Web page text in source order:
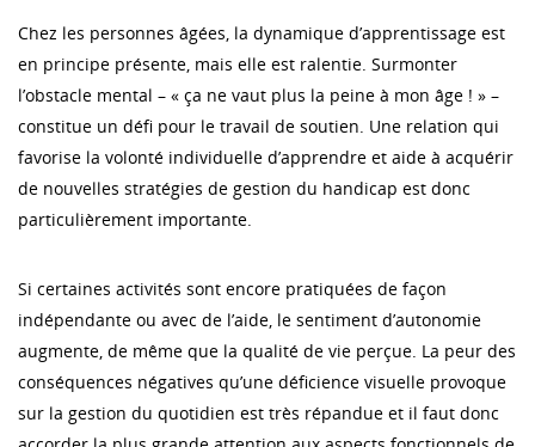
Chez les personnes âgées, la dynamique d’apprentissage est
en principe présente, mais elle est ralentie. Surmonter
l’obstacle mental – « ça ne vaut plus la peine à mon âge ! » –
constitue un défi pour le travail de soutien. Une relation qui
favorise la volonté individuelle d’apprendre et aide à acquérir
de nouvelles stratégies de gestion du handicap est donc
particulièrement importante.
Si certaines activités sont encore pratiquées de façon
indépendante ou avec de l’aide, le sentiment d’autonomie
augmente, de même que la qualité de vie perçue. La peur des
conséquences négatives qu’une déficience visuelle provoque
sur la gestion du quotidien est très répandue et il faut donc